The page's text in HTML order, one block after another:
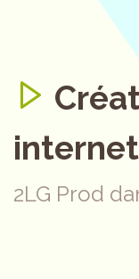
2LG Prod